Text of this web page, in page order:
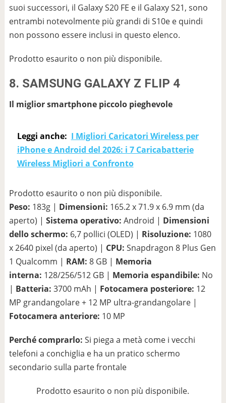
suoi successori, il Galaxy S20 FE e il Galaxy S21, sono
entrambi notevolmente più grandi di S10e e quindi
non possono essere inclusi in questo elenco.
Prodotto esaurito o non più disponibile.
8. SAMSUNG GALAXY Z FLIP 4
Il miglior smartphone piccolo pieghevole
Leggi anche: I Migliori Caricatori Wireless per
iPhone e Android del 2026: i 7 Caricabatterie
Wireless Migliori a Confronto
Prodotto esaurito o non più disponibile.
Peso: 183g | Dimensioni: 165.2 x 71.9 x 6.9 mm (da
aperto) | Sistema operativo: Android | Dimensioni
dello schermo: 6,7 pollici (OLED) | Risoluzione: 1080
x 2640 pixel (da aperto) | CPU: Snapdragon 8 Plus Gen
1 Qualcomm | RAM: 8 GB | Memoria
interna: 128/256/512 GB | Memoria espandibile: No
| Batteria: 3700 mAh | Fotocamera posteriore: 12
MP grandangolare + 12 MP ultra-grandangolare |
Fotocamera anteriore: 10 MP
Perché comprarlo: Si piega a metà come i vecchi
telefoni a conchiglia e ha un pratico schermo
secondario sulla parte frontale
Prodotto esaurito o non più disponibile.